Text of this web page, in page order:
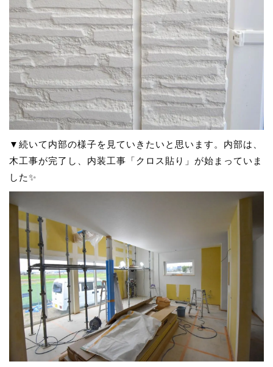
▼続いて内部の様子を見ていきたいと思います。内部は、
木工事が完了し、内装工事「クロス貼り」が始まっていま
した✨